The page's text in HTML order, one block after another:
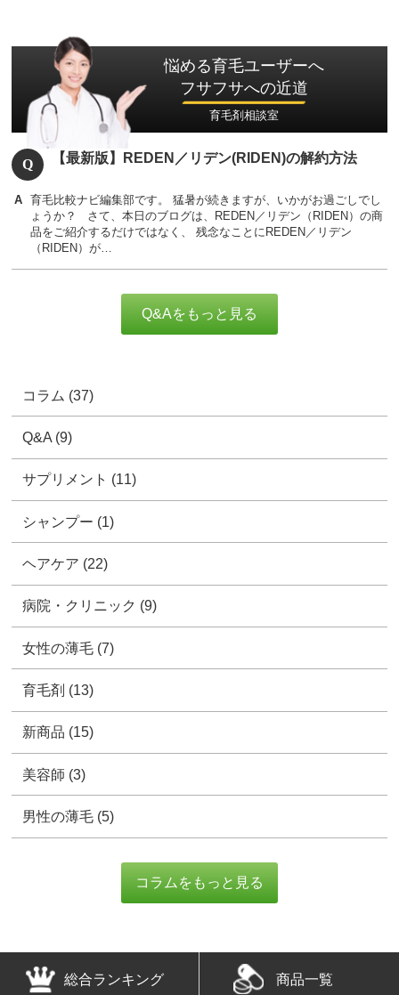
悩める育毛ユーザーへ
フサフサへの近道
育毛剤相談室
【最新版】REDEN／リデン(RIDEN)の解約方法
育毛比較ナビ編集部です。 猛暑が続きますが、いかがお過ごしでし
ょうか？ さて、本日のブログは、REDEN／リデン（RIDEN）の商
品をご紹介するだけではなく、 残念なことにREDEN／リデン
（RIDEN）が…
Q&Aをもっと見る
総合ランキング 商品一覧